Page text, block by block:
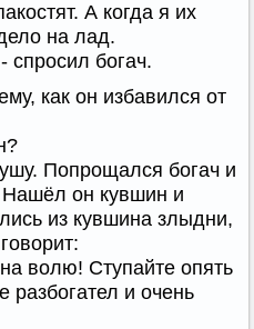
А когда я их
на лад.
спросил богач.
как он избавился от
Попрощался богач и
Нашёл он кувшин и
из кувшина злыдни,
волю! Ступайте опять
разбогател и очень